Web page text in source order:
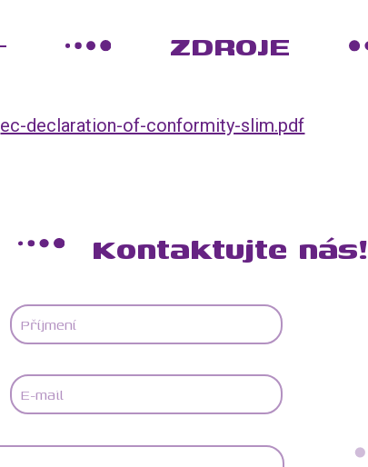
ZDROJE
ec-declaration-of-conformity-slim.pdf
Kontaktujte nás!